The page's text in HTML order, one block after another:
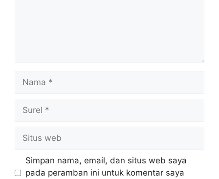
web
Simpan nama, email, dan situs web saya
pada peramban ini untuk komentar saya